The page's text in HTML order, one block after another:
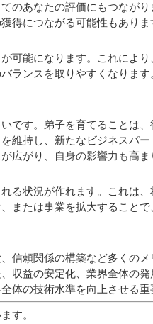
のあなたの評価にもつなが
得につながる可能性もありま
可能になります。これによ
ランスを取りやすくなりま
です。弟子を育てることは
維持し、新たなビジネスパ
広がり、自身の影響力も高ま
る状況が作れます。これは
または事業を拡大すること
信頼関係の構築など多くの
収益の安定化、業界全体の
体の技術水準を向上させる重
す。